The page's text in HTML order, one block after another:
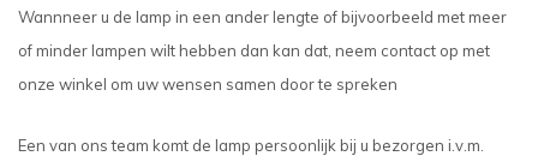
Wannneer u de lamp in een ander lengte of bijvoorbeeld met meer
of minder lampen wilt hebben dan kan dat, neem contact op met
onze winkel om uw wensen samen door te spreken
Een van ons team komt de lamp persoonlijk bij u bezorgen i.v.m.